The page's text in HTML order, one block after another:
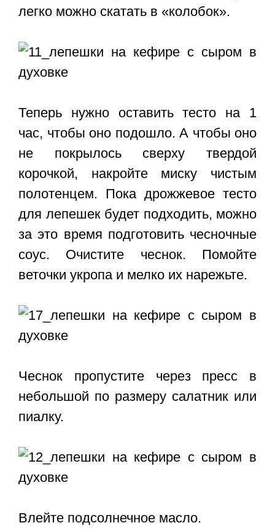
легко можно скатать в «колобок».
Теперь нужно оставить тесто на 1
час, чтобы оно подошло. А чтобы оно
не покрылось сверху твердой
корочкой, накройте миску чистым
полотенцем. Пока дрожжевое тесто
для лепешек будет подходить, можно
за это время подготовить чесночные
соус. Очистите чеснок. Помойте
веточки укропа и мелко их нарежьте.
Чеснок пропустите через пресс в
небольшой по размеру салатник или
пиалку.
Влейте подсолнечное масло.